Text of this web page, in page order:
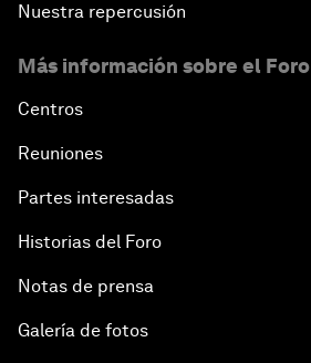
Nuestra repercusión
Más información sobre el Foro
Centros
Reuniones
Partes interesadas
Historias del Foro
Notas de prensa
Galería de fotos